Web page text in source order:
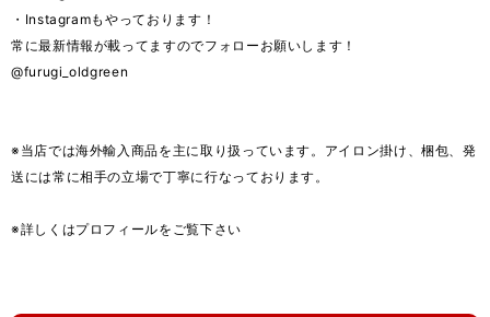
・Instagramもやっております！
常に最新情報が載ってますのでフォローお願いします！
@furugi_oldgreen
※当店では海外輸入商品を主に取り扱っています。アイロン掛け、梱包、発
送には常に相手の立場で丁寧に行なっております。
※詳しくはプロフィールをご覧下さい